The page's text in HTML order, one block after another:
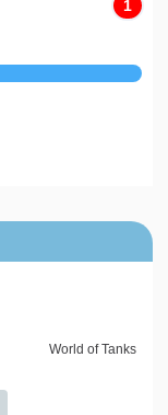
1
World of Tanks